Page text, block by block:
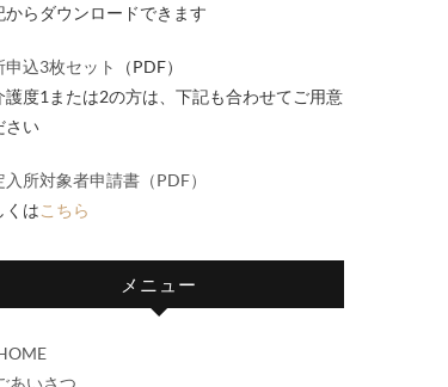
からダウンロードできます
申込3枚セット
（PDF）
護度1または2の方は、下記も合わせてご用意
さい
入所対象者申請書（PDF）
くはこちら
メニュー
あいさつ